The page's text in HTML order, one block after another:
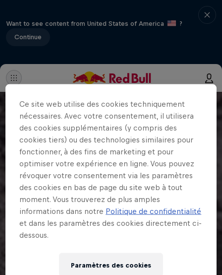
Want to see content from United States of America
?
Continue
Ce site web utilise des cookies techniquement
nécessaires. Avec votre consentement, il utilisera
des cookies supplémentaires (y compris des
cookies tiers) ou des technologies similaires pour
fonctionner, à des fins de marketing et pour
optimiser votre expérience en ligne. Vous pouvez
révoquer votre consentement via les paramètres
des cookies en bas de page du site web à tout
moment. Vous trouverez de plus amples
informations dans notre Politique de confidentialité
et dans les paramètres des cookies directement ci-
dessous.
Paramètres des cookies